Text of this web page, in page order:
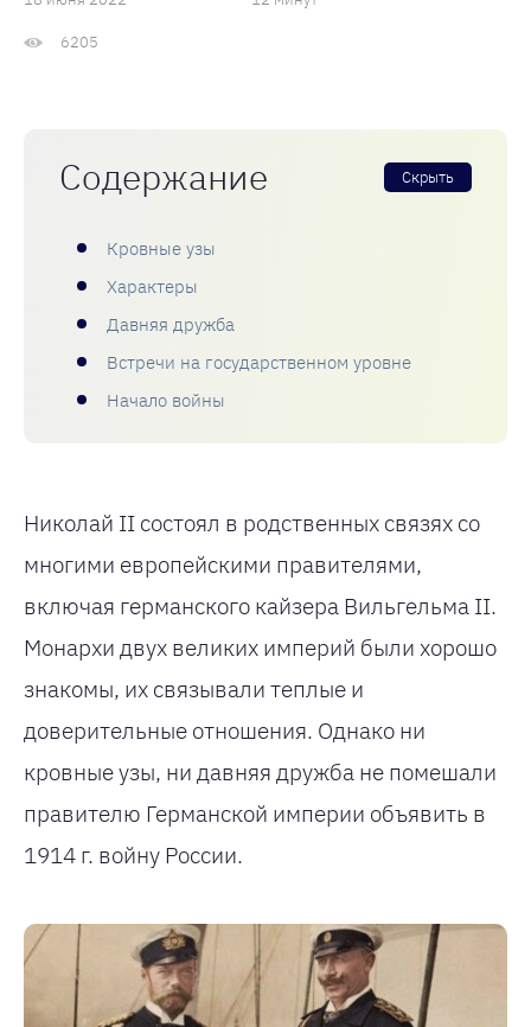
6205
Содержание Скрыть
Кровные узы
Характеры
Давняя дружба
Встречи на государственном уровне
Начало войны
Николай II состоял в родственных связях со
многими европейскими правителями,
включая германского кайзера Вильгельма II.
Монархи двух великих империй были хорошо
знакомы, их связывали теплые и
доверительные отношения. Однако ни
кровные узы, ни давняя дружба не помешали
правителю Германской империи объявить в
1914 г. войну России.